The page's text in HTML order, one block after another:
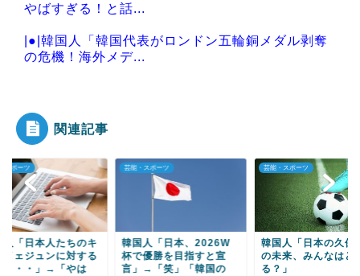
やばすぎる！と話...
|●|韓国人「韓国代表がロンドン五輪銅メダル剥奪
の危機！海外メデ...
Powered by livedoor 相互RSS
関連記事
スポーツ
人「日本、2026W
優勝を目指すと宣
→「笑」「韓国の
芸能・スポーツ
韓国人「日本の久保建英
の未来、みんなはどう見
る？」
芸能・スポーツ
韓国人「日本の大谷
本、佐々木が羨まし
るんだが・・・」